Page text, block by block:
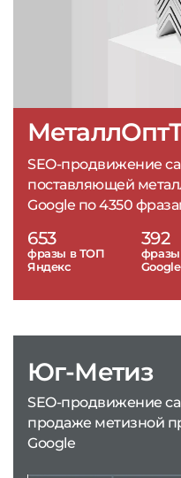
SEO-продвижение
поставляющей
Google по 4350
653
фразы в ТОП
Яндекс
392
Google
Юг-Метиз
SEO-продвижение
продаже метизной
Google